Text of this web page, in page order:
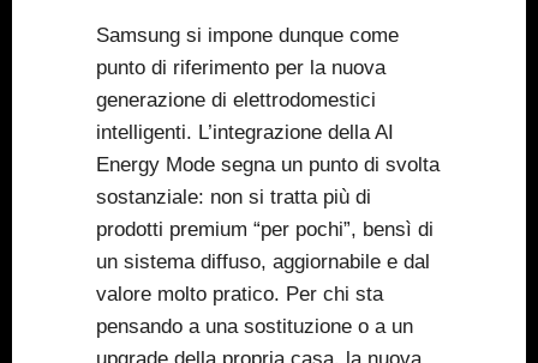
Samsung si impone dunque come
punto di riferimento per la nuova
generazione di elettrodomestici
intelligenti. L’integrazione della AI
Energy Mode segna un punto di svolta
sostanziale: non si tratta più di
prodotti premium “per pochi”, bensì di
un sistema diffuso, aggiornabile e dal
valore molto pratico. Per chi sta
pensando a una sostituzione o a un